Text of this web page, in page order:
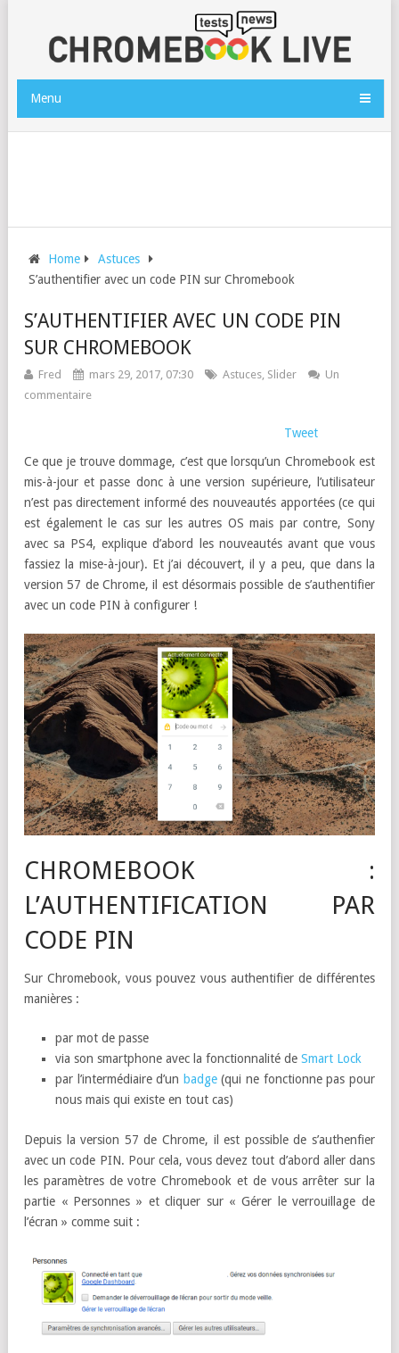
Menu
Home
Astuces
S’authentifier avec un code PIN sur Chromebook
S’AUTHENTIFIER AVEC UN CODE PIN
SUR CHROMEBOOK
Fred mars 29, 2017, 07:30 Astuces, Slider
Un
commentaire
Tweet
Ce que je trouve dommage, c’est que lorsqu’un Chromebook est
mis-à-jour et passe donc à une version supérieure, l’utilisateur
n’est pas directement informé des nouveautés apportées (ce qui
est également le cas sur les autres OS mais par contre, Sony
avec sa PS4, explique d’abord les nouveautés avant que vous
fassiez la mise-à-jour). Et j’ai découvert, il y a peu, que dans la
version 57 de Chrome, il est désormais possible de s’authentifier
avec un code PIN à configurer !
CHROMEBOOK :
L’AUTHENTIFICATION PAR
CODE PIN
Sur Chromebook, vous pouvez vous authentifier de différentes
manières :
par mot de passe
via son smartphone avec la fonctionnalité de Smart Lock
par l’intermédiaire d’un badge(qui ne fonctionne pas pour
nous mais qui existe en tout cas)
Depuis la version 57 de Chrome, il est possible de s’authenfier
avec un code PIN. Pour cela, vous devez tout d’abord aller dans
les paramètres de votre Chromebook et de vous arrêter sur la
partie « Personnes » et cliquer sur « Gérer le verrouillage de
l’écran » comme suit :